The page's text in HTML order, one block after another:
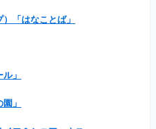
「はなことば」
」
」